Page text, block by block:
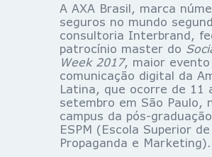
A AXA Brasil, marca
seguros no mundo
consultoria Interbrand,
patrocínio master do
Week 2017, maior evento
comunicação digital da
Latina, que ocorre de 11
setembro em São Paulo,
campus da pós-
ESPM (Escola Superior de
Propaganda e Marketing).